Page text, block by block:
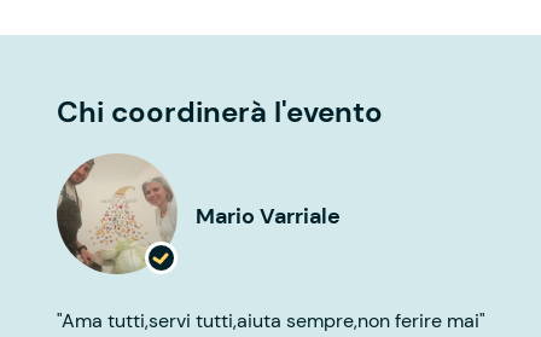
Chi coordinerà l'evento
Mario Varriale
"Ama tutti,servi tutti,aiuta sempre,non ferire mai"